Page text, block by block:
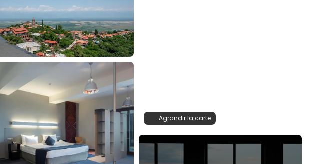
Agrandir la carte